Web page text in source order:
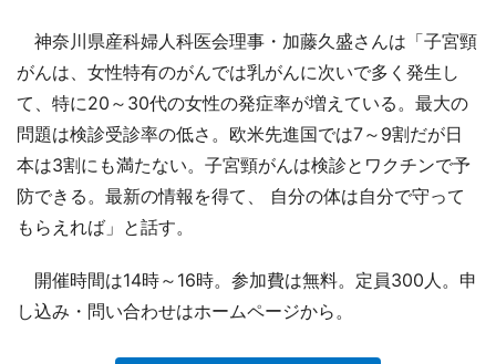
神奈川県産科婦人科医会理事・加藤久盛さんは「子宮頸
がんは、女性特有のがんでは乳がんに次いで多く発生し
て、特に20～30代の女性の発症率が増えている。最大の
問題は検診受診率の低さ。欧米先進国では7～9割だが日
本は3割にも満たない。子宮頸がんは検診とワクチンで予
防できる。最新の情報を得て、 自分の体は自分で守って
もらえれば」と話す。
開催時間は14時～16時。参加費は無料。定員300人。申
し込み・問い合わせはホームページから。